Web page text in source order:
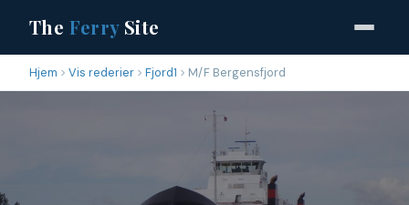
The FerrySite
Hjem Vis rederier Fjord1 M/F Bergensfjord